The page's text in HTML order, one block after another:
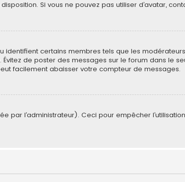
Si vous ne pouvez pas utiliser d’avatar,
certains membres tels que les
de poster des messages sur le forum dans le
facilement abaisser votre compteur de messages.
par l’administrateur). Ceci pour empêcher